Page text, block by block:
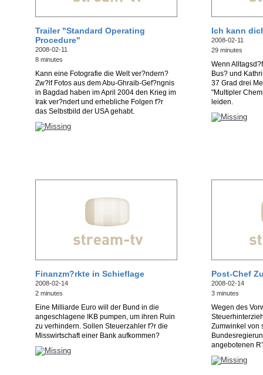
Trailer "Standard Operating
Procedure"
2008-02-11
8 minutes
Kann eine Fotografie die Welt ver?ndern?
Zw?lf Fotos aus dem Abu-Ghraib-Gef?ngnis
in Bagdad haben im April 2004 den Krieg im
Irak ver?ndert und erhebliche Folgen f?r
das Selbstbild der USA gehabt.
Ich kann
2008-02-11
29 minutes
Wenn
Bus? und
37 Grad drei
"Multipler
leiden.
Finanzm?rkte in Schieflage
2008-02-14
2 minutes
Eine Milliarde Euro will der Bund in die
angeschlagene IKB pumpen, um ihren Ruin
zu verhindern. Sollen Steuerzahler f?r die
Misswirtschaft einer Bank aufkommen?
Post-Chef
2008-02-14
3 minutes
Wegen des
Zumwinkel von
angebotenen